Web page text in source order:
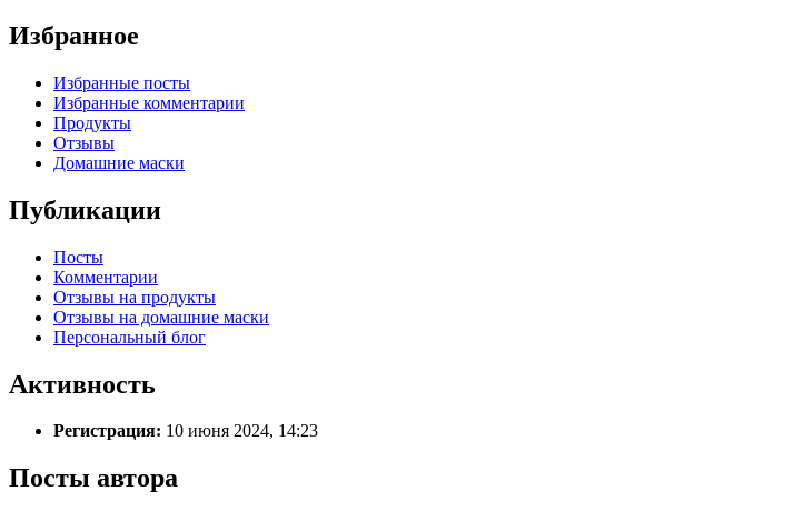
Избранное
Избранные посты
Избранные комментарии
Продукты
Отзывы
Домашние маски
Публикации
Посты
Комментарии
Отзывы на продукты
Отзывы на домашние маски
Персональный блог
Активность
Регистрация: 10 июня 2024, 14:23
Посты автора